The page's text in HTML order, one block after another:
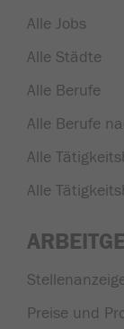
Alle Jobs
Alle Städte
Alle Berufe
Alle Berufe
Alle
Alle
Preise und